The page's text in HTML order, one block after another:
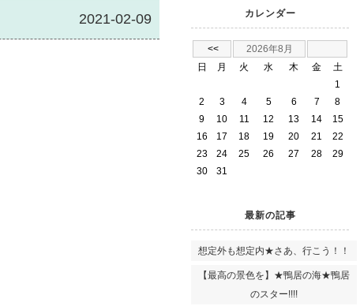
2021-02-09 カレンダー
<<
2026年8月
日
月 火 水 木 金
土
1
2
3 4 5 6 7
8
9
10 11 12 13 14
15
16
17 18 19 20 21
22
23
24 25 26 27 28
29
30
31
最新の記事
想定外も想定内★さあ、行こう！！
【最高の景色を】★鴨居の海★鴨居
のスター!!!!